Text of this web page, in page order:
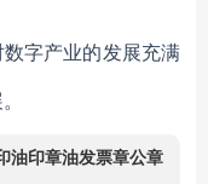
数字产业的发展充满
油印章油发票章公章